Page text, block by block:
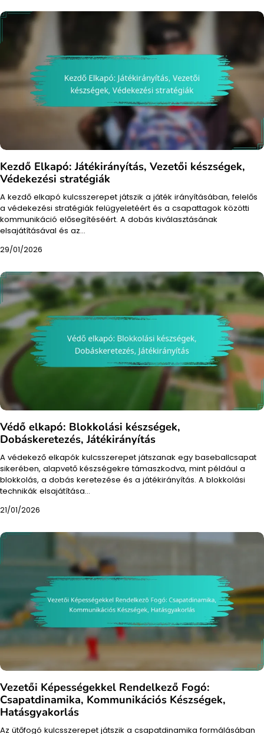
Kezdő Elkapó: Játékirányítás, Vezetői készségek,
Védekezési stratégiák
A kezdő elkapó kulcsszerepet játszik a játék irányításában, felelős
a védekezési stratégiák felügyeletéért és a csapattagok közötti
kommunikáció elősegítéséért. A dobás kiválasztásának
elsajátításával és az…
29/01/2026
Védő elkapó: Blokkolási készségek,
Dobáskeretezés, Játékirányítás
A védekező elkapók kulcsszerepet játszanak egy baseballcsapat
sikerében, alapvető készségekre támaszkodva, mint például a
blokkolás, a dobás keretezése és a játékirányítás. A blokkolási
technikák elsajátítása…
21/01/2026
Vezetői Képességekkel Rendelkező Fogó:
Csapatdinamika, Kommunikációs Készségek,
Hatásgyakorlás
Az ütőfogó kulcsszerepet játszik a csapatdinamika formálásában